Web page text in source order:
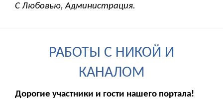
С Любовью, Администрация.
РАБОТЫ С НИКОЙ И
КАНАЛОМ
Дорогие участники и гости нашего портала!